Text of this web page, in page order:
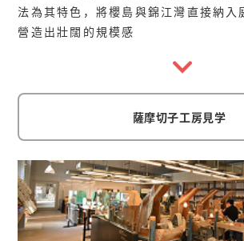
法為其特色，將櫻島與錦江灣直接納入
營造出壯闊的規模感
薩摩切子工房見学